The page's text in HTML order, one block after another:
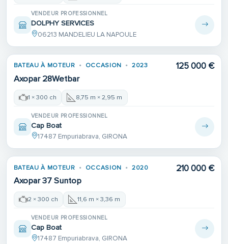
VENDEUR PROFESSIONNEL
DOLPHY SERVICES
06213 MANDELIEU LA NAPOULE
BATEAU À MOTEUR OCCASION 2023
Axopar 28Wetbar
125 000 €
1 × 300 ch 8,75 m × 2,95 m
VENDEUR PROFESSIONNEL
Cap Boat
17487 Empuriabrava, GIRONA
BATEAU À MOTEUR OCCASION 2020
Axopar 37 Suntop
210 000 €
2 × 300 ch 11,6 m × 3,36 m
VENDEUR PROFESSIONNEL
Cap Boat
17487 Empuriabrava, GIRONA